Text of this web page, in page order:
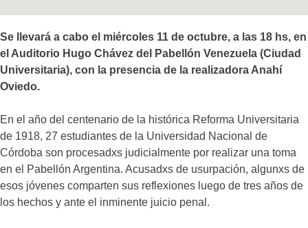
Se llevará a cabo el miércoles 11 de octubre, a las 18 hs, en
el Auditorio Hugo Chávez del Pabellón Venezuela (Ciudad
Universitaria), con la presencia de la realizadora Anahí
Oviedo.
En el año del centenario de la histórica Reforma Universitaria
de 1918, 27 estudiantes de la Universidad Nacional de
Córdoba son procesadxs judicialmente por realizar una toma
en el Pabellón Argentina. Acusadxs de usurpación, algunxs de
esos jóvenes comparten sus reflexiones luego de tres años de
los hechos y ante el inminente juicio penal.